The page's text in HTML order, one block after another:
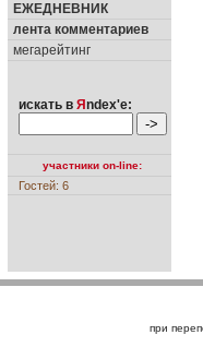
ЕЖЕДНЕВНИК
лента комментариев
мегарейтинг
искать в Я ndex'е:
участники on-line:
Гостей: 6
при